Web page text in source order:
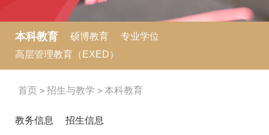
本科教育 硕博教育
专业学位
高层管理教育（EXED）
首页 招生与教学 本科教育
教务信息 招生信息